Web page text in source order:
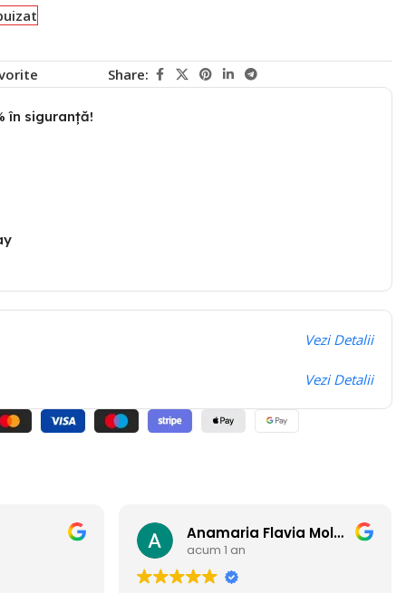
Share:
în siguranță!
Vezi Detalii
Vezi Detalii
Andrey
acum 1 an